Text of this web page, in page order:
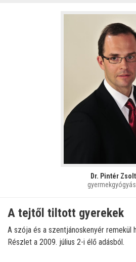
Dr. Pintér Zsolt
A tejtől tiltott gyerekek
A szója és a szentjánoskenyér remekül
Részlet a 2009. július 2-i élő adásból.